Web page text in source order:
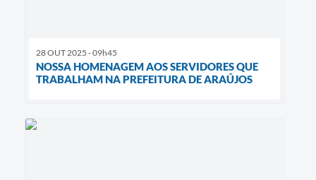
28 OUT 2025 - 09h45
NOSSA HOMENAGEM AOS SERVIDORES QUE
TRABALHAM NA PREFEITURA DE ARAÚJOS